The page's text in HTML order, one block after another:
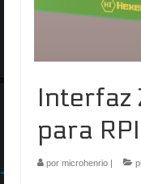
Interfaz
para
por microhenrio